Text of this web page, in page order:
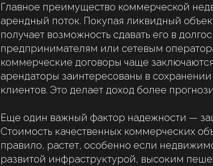
Главное преимущество коммерческой
арендный поток. Покупая ликвидный
получает возможность сдавать его в
предпринимателям или сетевым
коммерческие договоры чаще
арендаторы заинтересованы в
клиентов. Это делает доход более
Еще один важный фактор надежности —
Стоимость качественных коммерческих
правило, растет, особенно если
развитой инфраструктурой, высоким